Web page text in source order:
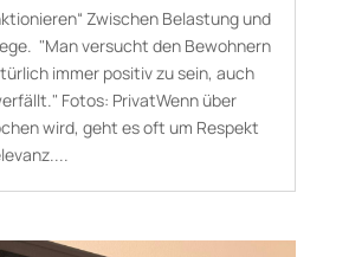
Zwischen Belastung und
"Man versucht den Bewohnern
immer positiv zu sein, auch
Fotos: PrivatWenn über
wird, geht es oft um Respekt